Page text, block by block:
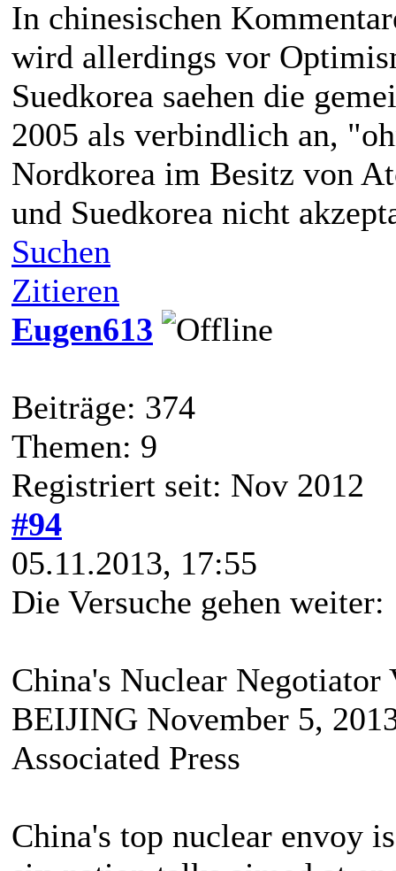
In chinesischen
wird allerdings vor
Suedkorea saehen die
2005 als verbindlich an,
Nordkorea im Besitz von
und Suedkorea nicht
Suchen
Zitieren
Eugen613
Beiträge: 374
Themen: 9
Registriert seit: Nov 2012
#94
05.11.2013, 17:55
Die Versuche gehen weiter:
China's Nuclear
BEIJING November 5,
Associated Press
China's top nuclear envoy